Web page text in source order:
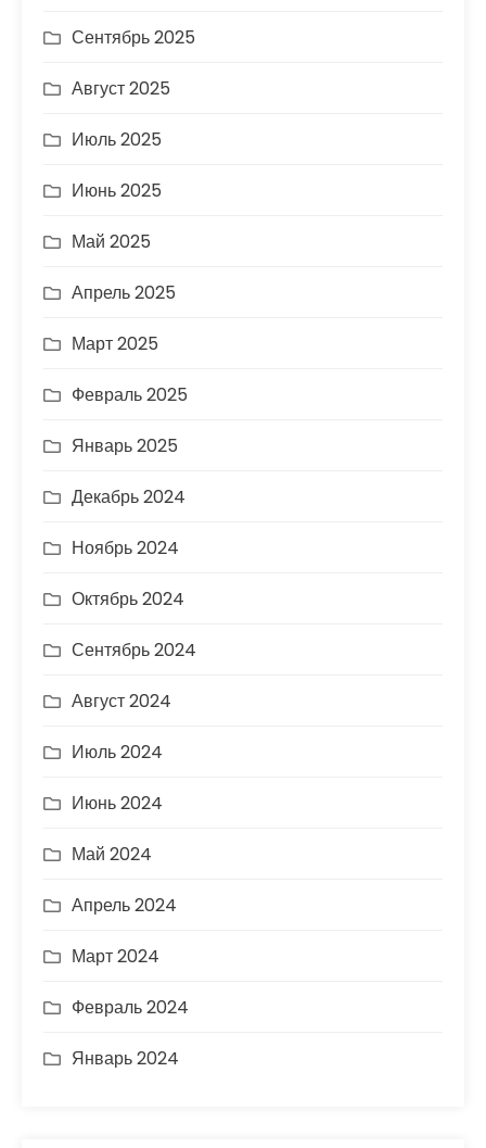
Сентябрь 2025
Август 2025
Июль 2025
Июнь 2025
Май 2025
Апрель 2025
Март 2025
Февраль 2025
Январь 2025
Декабрь 2024
Ноябрь 2024
Октябрь 2024
Сентябрь 2024
Август 2024
Июль 2024
Июнь 2024
Май 2024
Апрель 2024
Март 2024
Февраль 2024
Январь 2024